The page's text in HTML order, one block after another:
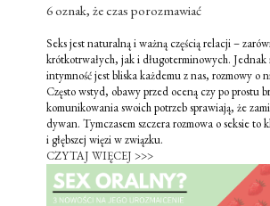
6 oznak, że czas porozmawiać
Seks jest naturalną i ważną częścią relacji –
krótkotrwałych, jak i długoterminowych. Jednak
intymność jest bliska każdemu z nas, rozmowy o
Często wstyd, obawy przed oceną czy po prostu
komunikowania swoich potrzeb sprawiają, że
dywan. Tymczasem szczera rozmowa o seksie to
i głębszej więzi w związku.
CZYTAJ WIĘCEJ >>>